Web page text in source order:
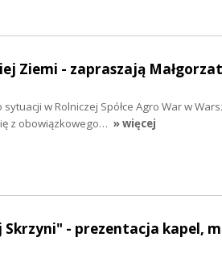
Ziemi - zapraszają
w Rolniczej Spółce Agro War w
z obowiązkowego… » więcej
Skrzyni" - prezentacja kapel,